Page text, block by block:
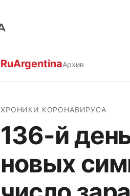
RuArgentinaАрхив
ХРОНИКИ КОРОНАВИРУСА
136-й
новых